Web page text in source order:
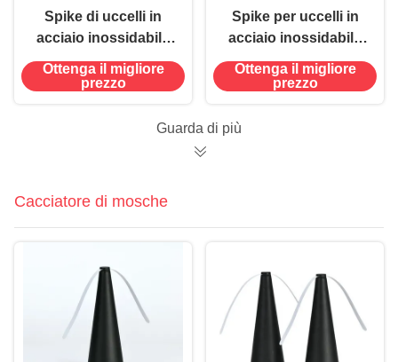
Spike di uccelli in
acciaio inossidabile
Soluzione sostenibile
per il tetto di un prato
utilizzato 480 ore
Ottenga il migliore
prezzo
Spike per uccelli in
acciaio inossidabile
per ripellente per
uccelli all' aperto sul
Ottenga il migliore
prezzo
Guarda di più
Cacciatore di mosche